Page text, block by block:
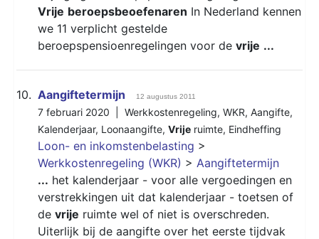
Vrije beroepsbeoefenaren In Nederland kennen
we 11 verplicht gestelde
beroepspensioenregelingen voor de vrije ...
10. Aangiftetermijn 12 augustus 2011
7 februari 2020 | Werkkostenregeling, WKR, Aangifte,
Kalenderjaar, Loonaangifte, Vrije ruimte, Eindheffing
Loon- en inkomstenbelasting >
Werkkostenregeling (WKR) > Aangiftetermijn
... het kalenderjaar - voor alle vergoedingen en
verstrekkingen uit dat kalenderjaar - toetsen of
de vrije ruimte wel of niet is overschreden.
Uiterlijk bij de aangifte over het eerste tijdvak